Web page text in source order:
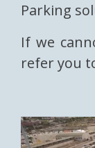
Parking
If we
refer you